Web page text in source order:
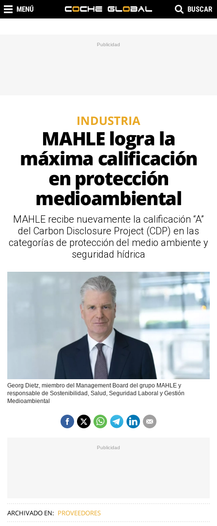
MENÚ BUSCAR
INDUSTRIA
MAHLE logra la
máxima calificación
en protección
medioambiental
MAHLE recibe nuevamente la calificación “A”
del Carbon Disclosure Project (CDP) en las
categorías de protección del medio ambiente y
seguridad hídrica
Georg Dietz, miembro del Management Board del grupo MAHLE y
responsable de Sostenibilidad, Salud, Seguridad Laboral y Gestión
Medioambiental
ARCHIVADO EN: PROVEEDORES